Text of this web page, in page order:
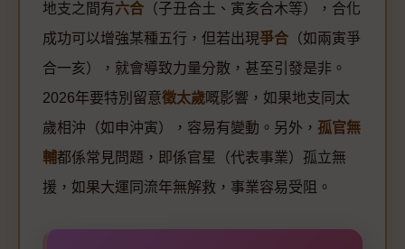
地支之間有六合 （子丑合土、寅亥合木等），合化
成功可以增強某種五行，但若出現爭合 （如兩寅爭
合一亥），就會導致力量分散，甚至引發是非。
2026年要特別留意徵太歲嘅影響，如果地支同太
歲相沖（如申沖寅），容易有變動。另外， 孤官無
輔都係常見問題，即係官星（代表事業）孤立無
援，如果大運同流年無解救，事業容易受阻。